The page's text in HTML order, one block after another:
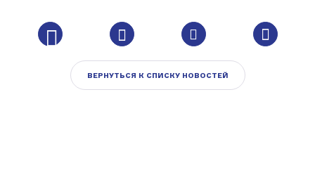
ВЕРНУТЬСЯ К СПИСКУ НОВОСТЕЙ